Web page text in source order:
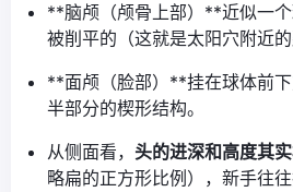
**脑颅（颅骨上部）**近似一
被削平的（这就是太阳穴附近的
**面颅（脸部）**挂在球体前
半部分的楔形结构。
从侧面看， 头的进深和高度其
略扁的正方形比例），新手往